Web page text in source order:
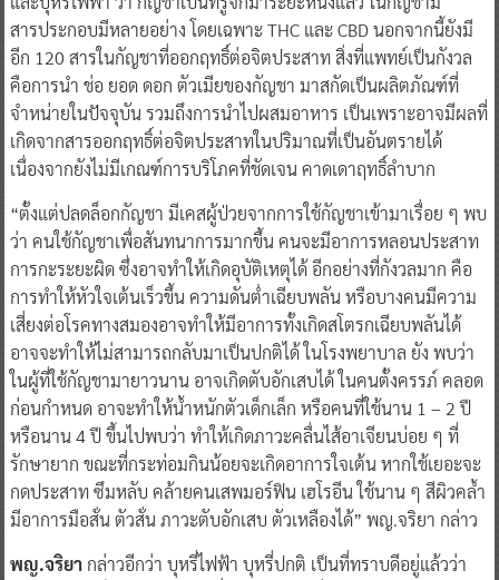
สารประกอบมีหลายอย่าง โดยเฉพาะ THC และ CBD นอกจากนี้ยังมี
อีก 120 สารในกัญชาที่ออกฤทธิ์ต่อจิตประสาท สิ่งที่แพทย์เป็นกังวล
คือการนำ ช่อ ยอด ดอก ตัวเมียของกัญชา มาสกัดเป็นผลิตภัณฑ์ที่
จำหน่ายในปัจจุบัน รวมถึงการนำไปผสมอาหาร เป็นเพราะอาจมีผลที่
เกิดจากสารออกฤทธิ์ต่อจิตประสาทในปริมาณที่เป็นอันตรายได้
เนื่องจากยังไม่มีเกณฑ์การบริโภคที่ชัดเจน คาดเดาฤทธิ์ลำบาก
“ตั้งแต่ปลดล็อกกัญชา มีเคสผู้ป่วยจากการใช้กัญชาเข้ามาเรื่อย ๆ พบ
ว่า คนใช้กัญชาเพื่อสันทนาการมากขึ้น คนจะมีอาการหลอนประสาท
การกะระยะผิด ซึ่งอาจทำให้เกิดอุบัติเหตุได้ อีกอย่างที่กังวลมาก คือ
การทำให้หัวใจเต้นเร็วขึ้น ความดันต่ำเฉียบพลัน หรือบางคนมีความ
เสี่ยงต่อโรคทางสมองอาจทำให้มีอาการทั้งเกิดสโตรกเฉียบพลันได้
อาจจะทำให้ไม่สามารถกลับมาเป็นปกติได้ ในโรงพยาบาล ยัง พบว่า
ในผู้ที่ใช้กัญชามายาวนาน อาจเกิดตับอักเสบได้ ในคนตั้งครรภ์ คลอด
ก่อนกำหนด อาจะทำให้น้ำหนักตัวเด็กเล็ก หรือคนที่ใช้นาน 1 – 2 ปี
หรือนาน 4 ปี ขึ้นไปพบว่า ทำให้เกิดภาวะคลื่นไส้อาเจียนบ่อย ๆ ที่
รักษายาก ขณะที่กระท่อมกินน้อยจะเกิดอาการใจเต้น หากใช้เยอะจะ
กดประสาท ซึมหลับ คล้ายคนเสพมอร์ฟิน เฮโรอีน ใช้นาน ๆ สีผิวคล้ำ
มีอาการมือสั่น ตัวสั่น ภาวะตับอักเสบ ตัวเหลืองได้” พญ.จริยา กล่าว
พญ.จริยากล่าวอีกว่า บุหรี่ไฟฟ้า บุหรี่ปกติ เป็นที่ทราบดีอยู่แล้วว่า